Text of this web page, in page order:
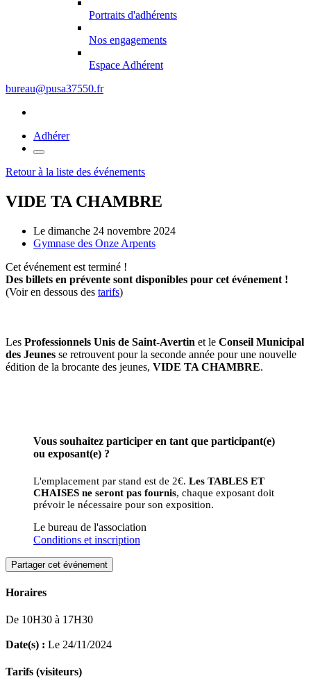
Portraits d'adhérents
Nos engagements
Espace Adhérent
bureau@pusa37550.fr
Adhérer
Retour à la liste des événements
VIDE TA CHAMBRE
Le dimanche 24 novembre 2024
Gymnase des Onze Arpents
Cet événement est terminé !
Des billets en prévente sont disponibles pour cet événement !
(Voir en dessous des tarifs)
Les Professionnels Unis de Saint-Avertin et le Conseil Municipal
des Jeunes se retrouvent pour la seconde année pour une nouvelle
édition de la brocante des jeunes, VIDE TA CHAMBRE.
Vous souhaitez participer en tant que participant(e)
ou exposant(e) ?
L'emplacement par stand est de 2€. Les TABLES ET
CHAISES ne seront pas fournis, chaque exposant doit
prévoir le nécessaire pour son exposition.
Le bureau de l'association
Conditions et inscription
Partager cet événement
Horaires
De 10H30 à 17H30
Date(s) : Le 24/11/2024
Tarifs (visiteurs)